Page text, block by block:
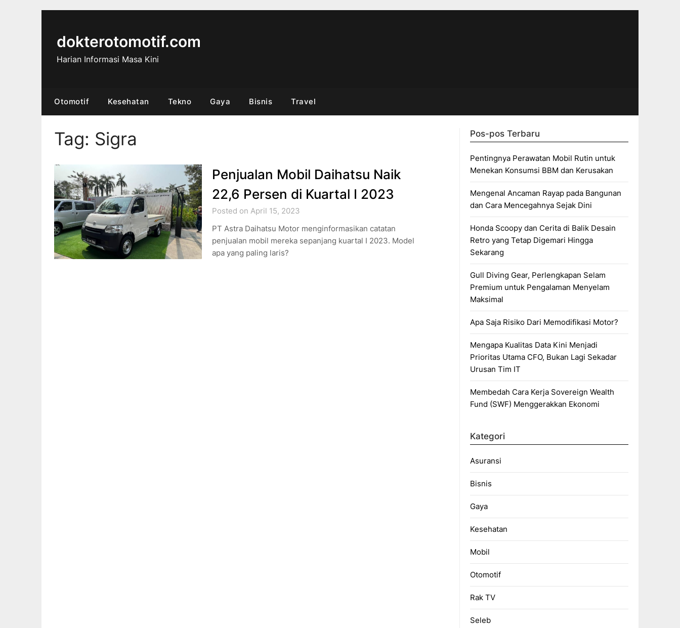
dokterotomotif.com
Harian Informasi Masa Kini
Otomotif Kesehatan Tekno Gaya Bisnis Travel
Tag: Sigra
Penjualan Mobil Daihatsu Naik
22,6 Persen di Kuartal I 2023
Posted on April 15, 2023
PT Astra Daihatsu Motor menginformasikan catatan
penjualan mobil mereka sepanjang kuartal I 2023. Model
apa yang paling laris?
Pos-pos Terbaru
Pentingnya Perawatan Mobil Rutin untuk
Menekan Konsumsi BBM dan Kerusakan
Mengenal Ancaman Rayap pada Bangunan
dan Cara Mencegahnya Sejak Dini
Honda Scoopy dan Cerita di Balik Desain
Retro yang Tetap Digemari Hingga
Sekarang
Gull Diving Gear, Perlengkapan Selam
Premium untuk Pengalaman Menyelam
Maksimal
Apa Saja Risiko Dari Memodifikasi Motor?
Mengapa Kualitas Data Kini Menjadi
Prioritas Utama CFO, Bukan Lagi Sekadar
Urusan Tim IT
Membedah Cara Kerja Sovereign Wealth
Fund (SWF) Menggerakkan Ekonomi
Kategori
Asuransi
Bisnis
Gaya
Kesehatan
Mobil
Otomotif
Rak TV
Seleb